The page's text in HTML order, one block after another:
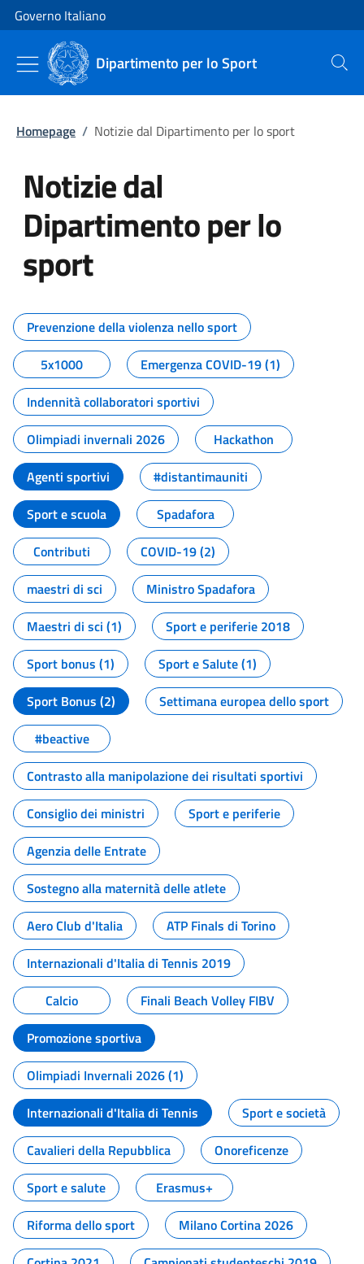
Vai al contenuto
Vai alla navigazione del sito
Governo Italiano
Dipartimento per lo Sport Cerca
Homepage / Notizie dal Dipartimento per lo sport
Notizie dal
Dipartimento per lo
sport
Tutti i contenuti della pagina
Prevenzione della violenza nello sport
5x1000
Emergenza COVID-19 (1)
Indennità collaboratori sportivi
Olimpiadi invernali 2026
Hackathon
Agenti sportivi
#distantimauniti
Sport e scuola
Spadafora
Contributi
COVID-19 (2)
maestri di sci
Ministro Spadafora
Maestri di sci (1)
Sport e periferie 2018
Sport bonus (1)
Sport e Salute (1)
Sport Bonus (2)
Settimana europea dello sport
#beactive
Contrasto alla manipolazione dei risultati sportivi
Consiglio dei ministri
Sport e periferie
Agenzia delle Entrate
Sostegno alla maternità delle atlete
Aero Club d'Italia
ATP Finals di Torino
Internazionali d'Italia di Tennis 2019
Calcio
Finali Beach Volley FIBV
Promozione sportiva
Olimpiadi Invernali 2026 (1)
Internazionali d'Italia di Tennis
Sport e società
Cavalieri della Repubblica
Onoreficenze
Sport e salute
Erasmus+
Riforma dello sport
Milano Cortina 2026